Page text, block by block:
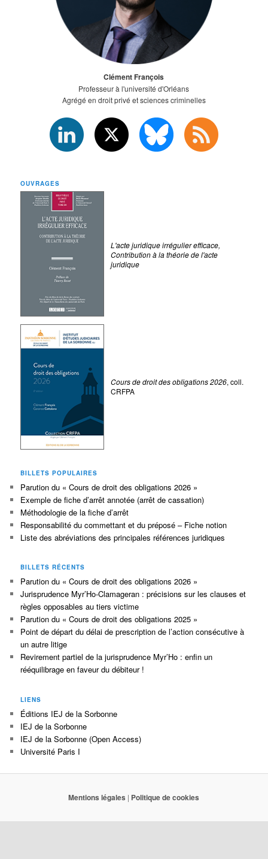
Clément François
Professeur à l'université d'Orléans
Agrégé en droit privé et sciences criminelles
OUVRAGES
L'acte juridique irrégulier efficace,
Contribution à la théorie de l'acte
juridique
Cours de droit des obligations 2026, coll.
CRFPA
BILLETS POPULAIRES
Parution du « Cours de droit des obligations 2026 »
Exemple de fiche d’arrêt annotée (arrêt de cassation)
Méthodologie de la fiche d’arrêt
Responsabilité du commettant et du préposé – Fiche notion
Liste des abréviations des principales références juridiques
BILLETS RÉCENTS
Parution du « Cours de droit des obligations 2026 »
Jurisprudence Myr’Ho-Clamageran : précisions sur les clauses et
règles opposables au tiers victime
Parution du « Cours de droit des obligations 2025 »
Point de départ du délai de prescription de l’action consécutive à
un autre litige
Revirement partiel de la jurisprudence Myr’Ho : enfin un
rééquilibrage en faveur du débiteur !
LIENS
Éditions IEJ de la Sorbonne
IEJ de la Sorbonne
IEJ de la Sorbonne (Open Access)
Université Paris I
Mentions légales | Politique de cookies